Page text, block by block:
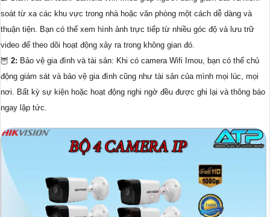
soát từ xa các khu vực trong nhà hoặc văn phòng một cách dễ dàng và
thuận tiện. Bạn có thể xem hình ảnh trực tiếp từ nhiều góc độ và lưu trữ
video để theo dõi hoạt động xảy ra trong không gian đó.
🦉 2: Bảo vệ gia đình và tài sản: Khi có camera Wifi Imou, bạn có thể chủ
động giám sát và bảo vệ gia đình cũng như tài sản của mình mọi lúc, mọi
nơi. Bất kỳ sự kiện hoặc hoạt động nghi ngờ đều được ghi lại và thông báo
ngay lập tức.